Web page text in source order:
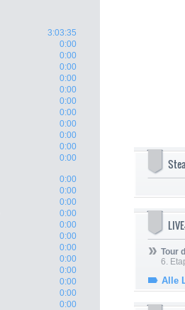
3:03:35
0:00
0:00
0:00
0:00
0:00
0:00
0:00
0:00
0:00
0:00
0:00
0:00
0:00
0:00
0:00
0:00
0:00
0:00
0:00
0:00
0:00
0:00
0:00
Tour
6.
Alle